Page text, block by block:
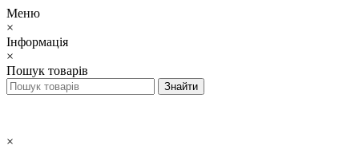
Меню
×
Інформація
×
Пошук товарів
×